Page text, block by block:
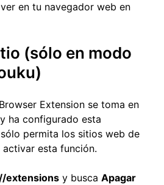
en tu navegador web en
(sólo en modo
Extension se toma en
ha configurado esta
permita los sitios web de
esta función.
extensions y busca Apagar